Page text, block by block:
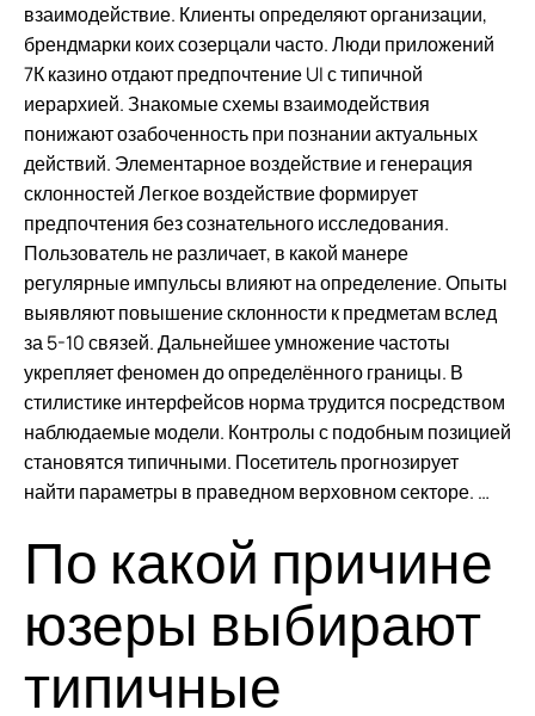
взаимодействие. Клиенты определяют организации,
брендмарки коих созерцали часто. Люди приложений
7К казино отдают предпочтение UI с типичной
иерархией. Знакомые схемы взаимодействия
понижают озабоченность при познании актуальных
действий. Элементарное воздействие и генерация
склонностей Легкое воздействие формирует
предпочтения без сознательного исследования.
Пользователь не различает, в какой манере
регулярные импульсы влияют на определение. Опыты
выявляют повышение склонности к предметам вслед
за 5-10 связей. Дальнейшее умножение частоты
укрепляет феномен до определённого границы. В
стилистике интерфейсов норма трудится посредством
наблюдаемые модели. Контролы с подобным позицией
становятся типичными. Посетитель прогнозирует
найти параметры в праведном верховном секторе. …
По какой причине
юзеры выбирают
типичные